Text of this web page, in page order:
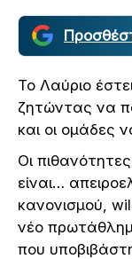
Το Λαύριο
ζητώντας να
και οι ομάδες
Οι
είναι…
κανονισμού,
νέο
που